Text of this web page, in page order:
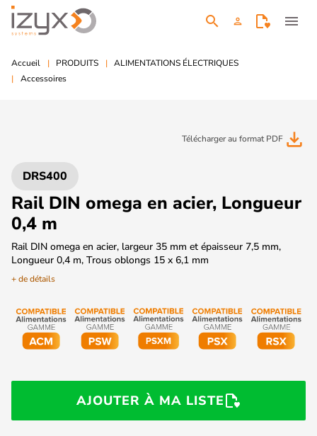
search person menu
Accueil PRODUITS
ALIMENTATIONS ÉLECTRIQUES
Accessoires
Télécharger au format PDF file_download
DRS400
Rail DIN omega en acier, Longueur
0,4 m
Rail DIN omega en acier, largeur 35 mm et épaisseur 7,5 mm,
Longueur 0,4 m, Trous oblongs 15 x 6,1 mm
+ de détails
AJOUTER À MA LISTE